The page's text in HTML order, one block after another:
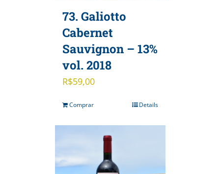
73. Galiotto
Cabernet
Sauvignon – 13%
vol. 2018
R$59,00
Comprar Details